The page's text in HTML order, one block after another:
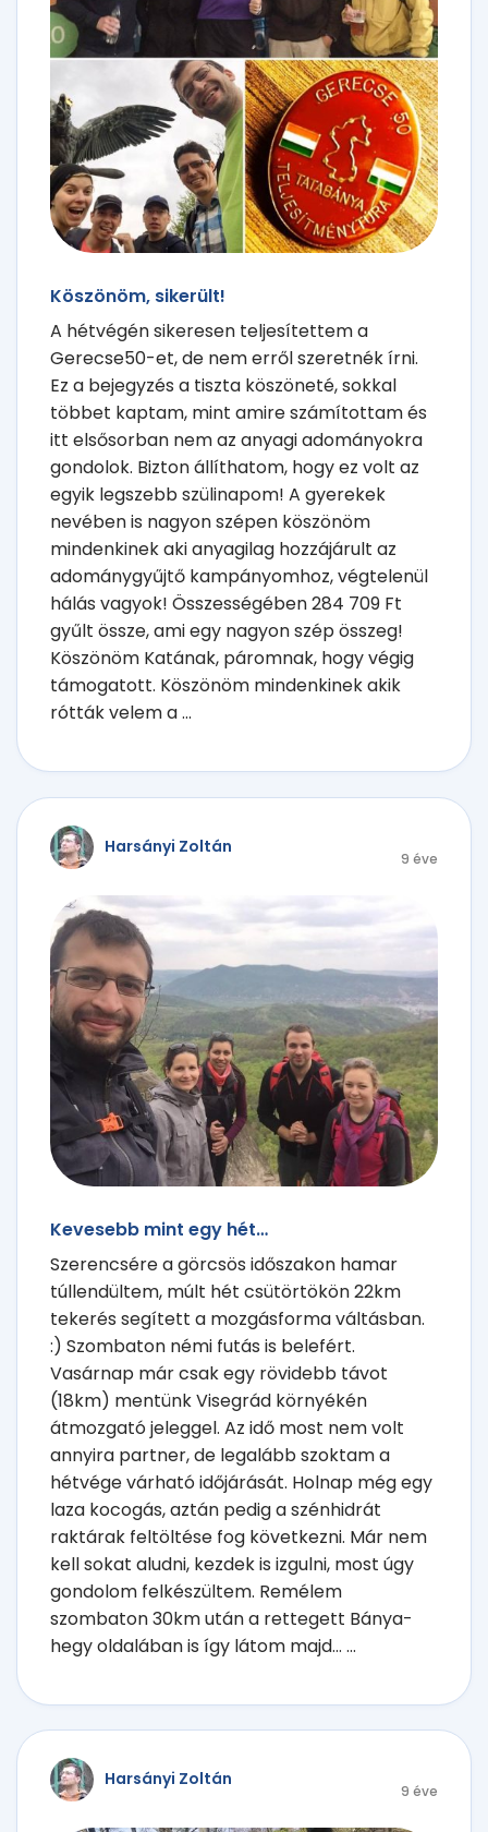
Köszönöm, sikerült!
A hétvégén sikeresen teljesítettem a
Gerecse50-et, de nem erről szeretnék írni.
Ez a bejegyzés a tiszta köszöneté, sokkal
többet kaptam, mint amire számítottam és
itt elsősorban nem az anyagi adományokra
gondolok. Bizton állíthatom, hogy ez volt az
egyik legszebb szülinapom! A gyerekek
nevében is nagyon szépen köszönöm
mindenkinek aki anyagilag hozzájárult az
adománygyűjtő kampányomhoz, végtelenül
hálás vagyok! Összességében 284 709 Ft
gyűlt össze, ami egy nagyon szép összeg!
Köszönöm Katának, páromnak, hogy végig
támogatott. Köszönöm mindenkinek akik
rótták velem a ...
Harsányi Zoltán
9 éve
Kevesebb mint egy hét…
Szerencsére a görcsös időszakon hamar
túllendültem, múlt hét csütörtökön 22km
tekerés segített a mozgásforma váltásban.
:) Szombaton némi futás is belefért.
Vasárnap már csak egy rövidebb távot
(18km) mentünk Visegrád környékén
átmozgató jeleggel. Az idő most nem volt
annyira partner, de legalább szoktam a
hétvége várható időjárását. Holnap még egy
laza kocogás, aztán pedig a szénhidrát
raktárak feltöltése fog következni. Már nem
kell sokat aludni, kezdek is izgulni, most úgy
gondolom felkészültem. Remélem
szombaton 30km után a rettegett Bánya-
hegy oldalában is így látom majd... ...
Harsányi Zoltán
9 éve